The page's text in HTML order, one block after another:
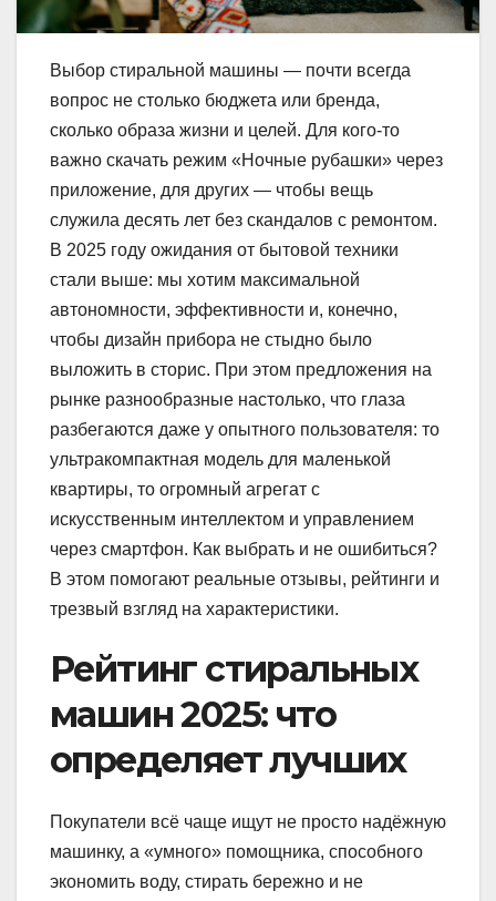
Выбор стиральной машины — почти всегда
вопрос не столько бюджета или бренда,
сколько образа жизни и целей. Для кого-то
важно скачать режим «Ночные рубашки» через
приложение, для других — чтобы вещь
служила десять лет без скандалов с ремонтом.
В 2025 году ожидания от бытовой техники
стали выше: мы хотим максимальной
автономности, эффективности и, конечно,
чтобы дизайн прибора не стыдно было
выложить в сторис. При этом предложения на
рынке разнообразные настолько, что глаза
разбегаются даже у опытного пользователя: то
ультракомпактная модель для маленькой
квартиры, то огромный агрегат с
искусственным интеллектом и управлением
через смартфон. Как выбрать и не ошибиться?
В этом помогают реальные отзывы, рейтинги и
трезвый взгляд на характеристики.
Рейтинг стиральных
машин 2025: что
определяет лучших
Покупатели всё чаще ищут не просто надёжную
машинку, а «умного» помощника, способного
экономить воду, стирать бережно и не